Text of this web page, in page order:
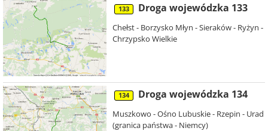
133 Droga wojewódzka 133
Chełst - Borzysko Młyn - Sieraków - Ryżyn -
Chrzypsko Wielkie
134 Droga wojewódzka 134
Muszkowo - Ośno Lubuskie - Rzepin - Urad
(granica państwa - Niemcy)